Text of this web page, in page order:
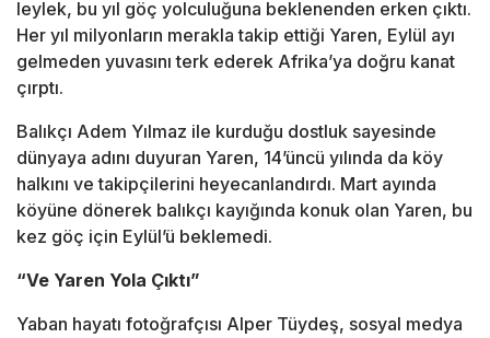
leylek, bu yıl göç yolculuğuna beklenenden erken çıktı.
Her yıl milyonların merakla takip ettiği Yaren, Eylül ayı
gelmeden yuvasını terk ederek Afrika’ya doğru kanat
çırptı.
Balıkçı Adem Yılmaz ile kurduğu dostluk sayesinde
dünyaya adını duyuran Yaren, 14’üncü yılında da köy
halkını ve takipçilerini heyecanlandırdı. Mart ayında
köyüne dönerek balıkçı kayığında konuk olan Yaren, bu
kez göç için Eylül’ü beklemedi.
“Ve Yaren Yola Çıktı”
Yaban hayatı fotoğrafçısı Alper Tüydeş, sosyal medya